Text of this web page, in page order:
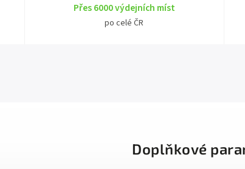
Přes 6000 výdejních míst
po celé ČR
Doplňkové